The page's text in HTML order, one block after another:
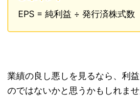
EPS = 純利益 ÷ 発行済株式数
業績の良し悪しを見るなら、利
のではないかと思うかもしれま